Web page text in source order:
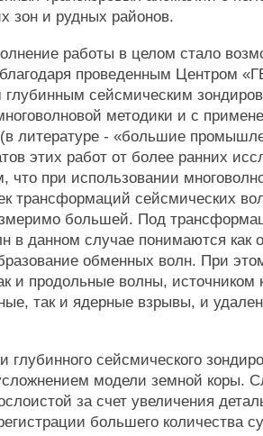
зон и рудных районов.
работы в целом стало
проведенным Центром
глубинным сейсмическим
методики и с
литературе - «большие
этих работ от более ранних
что при использовании
трансформаций сейсмических
большей. Под
в данном случае понимаются как
обменных волн. При
и продольные волны, источником
так и ядерные взрывы, и
глубинного сейсмического
модели земной коры.
за счет увеличения
большего количества